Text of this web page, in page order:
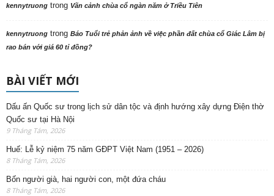
kennytruong trong Vãn cảnh chùa cổ ngàn năm ở Triều Tiên
kennytruong trong Báo Tuổi trẻ phản ảnh về việc phần đất chùa cổ Giác Lâm bị
rao bán với giá 60 tỉ đồng?
BÀI VIẾT MỚI
Dấu ấn Quốc sư trong lịch sử dân tộc và định hướng xây dựng Điện thờ
Quốc sư tại Hà Nội
9 Tháng Tám, 2026
Huế: Lễ kỷ niệm 75 năm GĐPT Việt Nam (1951 – 2026)
8 Tháng Tám, 2026
Bốn người già, hai người con, một đứa cháu
8 Tháng Tám, 2026